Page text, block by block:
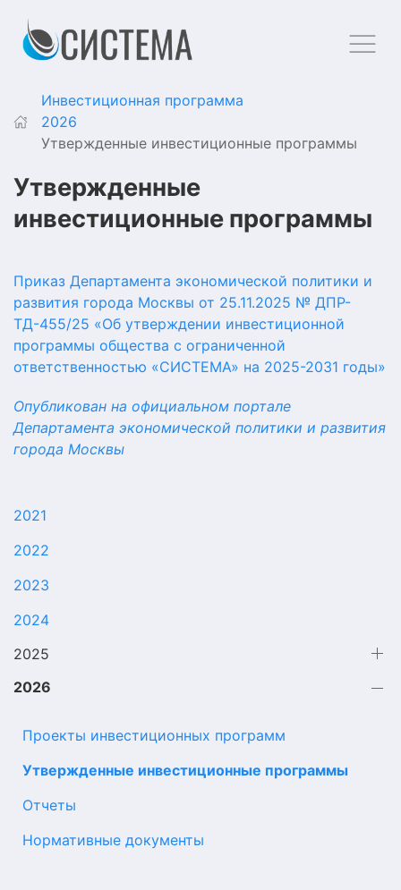
Инвестиционная программа
2026
Утвержденные инвестиционные программы
2021
2022
2023
2024
2025
2026
Проекты инвестиционных программ
Утвержденные инвестиционные программы
Отчеты
Нормативные документы
Утвержденные
инвестиционные программы
Приказ Департамента экономической политики и
развития города Москвы от 25.11.2025 № ДПР-
ТД-455/25 «Об утверждении инвестиционной
программы общества с ограниченной
ответственностью «СИСТЕМА» на 2025-2031 годы»
Опубликован на официальном портале
Департамента экономической политики и развития
города Москвы